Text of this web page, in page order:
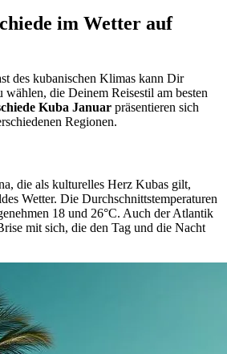
im Wetter auf
des kubanischen Klimas kann Dir
die Deinem Reisestil am besten
Kuba Januar präsentieren sich
Regionen.
die als kulturelles Herz Kubas gilt,
Wetter. Die Durchschnittstemperaturen
18 und 26°C. Auch der Atlantik
mit sich, die den Tag und die Nacht